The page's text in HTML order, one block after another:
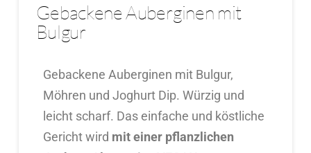
Gebackene Auberginen mit
Bulgur
Gebackene Auberginen mit Bulgur,
Möhren und Joghurt Dip. Würzig und
leicht scharf. Das einfache und köstliche
Gericht wird mit einer pflanzlichen